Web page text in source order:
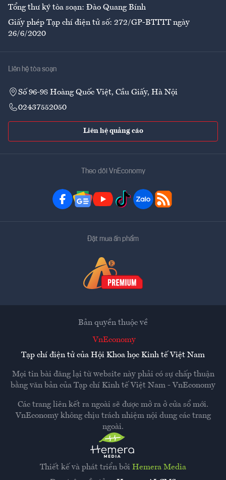
Tổng thư ký tòa soạn: Đào Quang Bính
Giấy phép Tạp chí điện tử số: 272/GP-BTTTT ngày
26/6/2020
Liên hệ tòa soạn
Số 96-98 Hoàng Quốc Việt, Cầu Giấy, Hà Nội
02437552050
Liên hệ quảng cáo
Theo dõi VnEconomy
Đặt mua ấn phẩm
Thiết kế và phát triển bởi Hemera Media
Bản quyền thuộc về
VnEconomy
Tạp chí điện tử của Hội Khoa học Kinh tế Việt Nam
Mọi tin bài đăng lại từ website này phải có sự chấp thuận
bằng văn bản của Tạp chí Kinh tế Việt Nam - VnEconomy
Các trang liên kết ra ngoài sẽ được mở ra ở cửa sổ mới.
VnEconomy không chịu trách nhiệm nội dung các trang
ngoài.